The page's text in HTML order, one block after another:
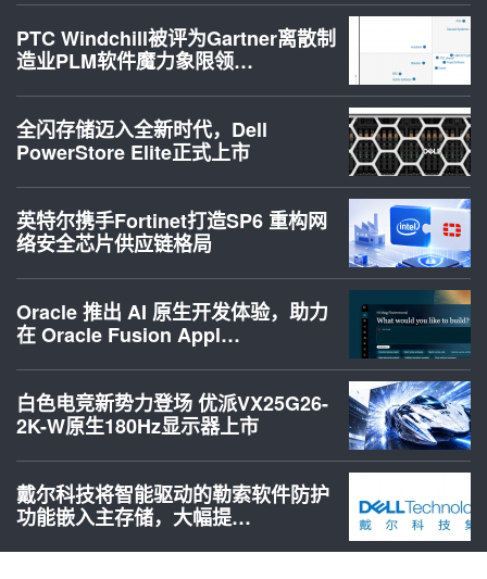
PTC Windchill被评为Gartner离散制
造业PLM软件魔力象限领…
全闪存储迈入全新时代，Dell
PowerStore Elite正式上市
英特尔携手Fortinet打造SP6 重构网
络安全芯片供应链格局
Oracle 推出 AI 原生开发体验，助力
在 Oracle Fusion Appl…
白色电竞新势力登场 优派VX25G26-
2K-W原生180Hz显示器上市
戴尔科技将智能驱动的勒索软件防护
功能嵌入主存储，大幅提…